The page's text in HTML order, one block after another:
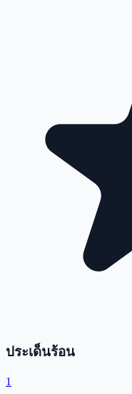
ประเด็นร้อน
1